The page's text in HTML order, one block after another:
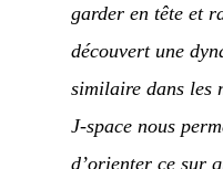
garder en tête et
découvert une
similaire dans les
J-space nous
d’orienter ce sur